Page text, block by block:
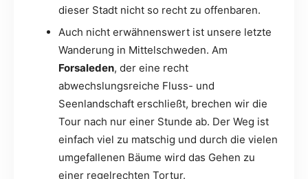
dieser Stadt nicht so recht zu offenbaren.
Auch nicht erwähnenswert ist unsere letzte
Wanderung in Mittelschweden. Am
Forsaleden, der eine recht
abwechslungsreiche Fluss- und
Seenlandschaft erschließt, brechen wir die
Tour nach nur einer Stunde ab. Der Weg ist
einfach viel zu matschig und durch die vielen
umgefallenen Bäume wird das Gehen zu
einer regelrechten Tortur.